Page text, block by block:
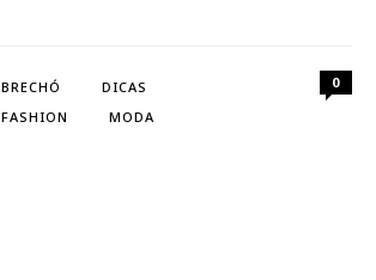
BRECHÓ
DICAS
FASHION
MODA
0